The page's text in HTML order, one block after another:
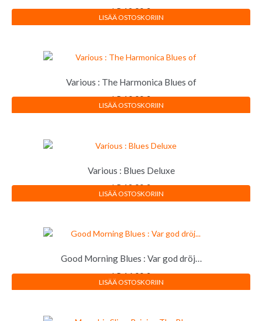
LP12,00€
LISÄÄ OSTOSKORIIN
Various : The Harmonica Blues of
LP10,00€
LISÄÄ OSTOSKORIIN
Various : Blues Deluxe
LP12,00€
LISÄÄ OSTOSKORIIN
Good Morning Blues : Var god dröj…
LP16,00€
LISÄÄ OSTOSKORIIN